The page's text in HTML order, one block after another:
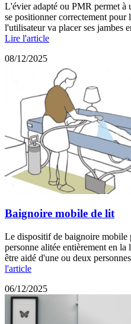
L'évier adapté ou PMR permet à
se positionner correctement pour
l'utilisateur va placer ses jambes
Lire l'article
08/12/2025
Baignoire mobile de lit
Le dispositif de baignoire mobile
personne alitée entièrement en
être aidé d'une ou deux
l'article
06/12/2025